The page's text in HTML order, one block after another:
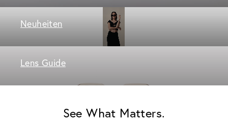
Neuheiten
Lens Guide
See What Matters.